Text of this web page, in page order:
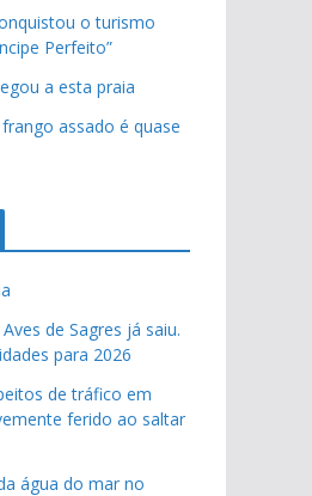
o turismo
Perfeito”
a esta praia
assado é quase
de Sagres já saiu.
para 2026
de tráfico em
ferido ao saltar
água do mar no